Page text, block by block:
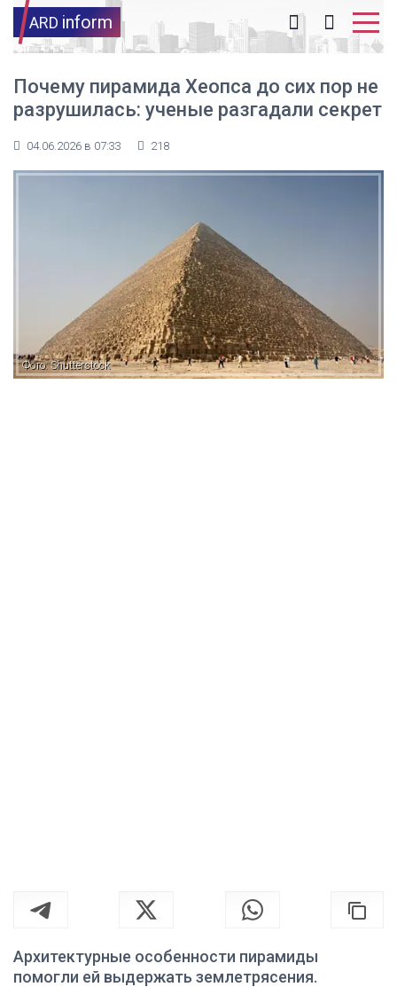
ARD inform
Почему пирамида Хеопса до сих пор не
разрушилась: ученые разгадали секрет
04.06.2026 в 07:33 218
Фото: Shutterstock
Архитектурные особенности пирамиды
помогли ей выдержать землетрясения.